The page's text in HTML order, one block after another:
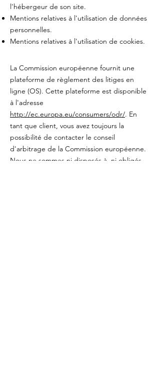
l'hébergeur de son site.
Mentions relatives à l'utilisation de données
personnelles.
Mentions relatives à l'utilisation de cookies.
La Commission européenne fournit une
plateforme de règlement des litiges en
ligne (OS). Cette plateforme est disponible
à l'adresse
http://ec.europa.eu/consumers/odr/. En
tant que client, vous avez toujours la
possibilité de contacter le conseil
d'arbitrage de la Commission européenne.
Nous ne sommes ni disposés à, ni obligés